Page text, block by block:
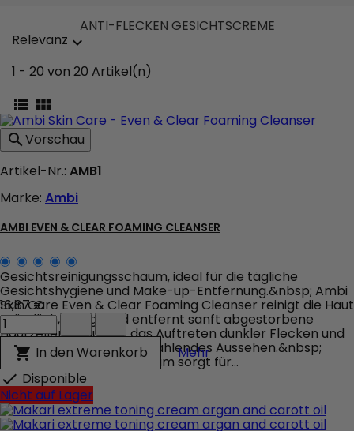
ANTI-FLECKEN GESICHTSCREME
Relevanz 
1 - 20 von 20 Artikel(n)
 
Vorschau
Artikel-Nr.: AMB1
Marke: Ambi
AMBI EVEN & CLEAR FOAMING CLEANSER
Gesichtsreinigungsschaum, ideal für die tägliche
Gesichtshygiene und Make-up-Entfernung.&nbsp; Ambi
Skin Care Even & Clear Foaming Cleanser reinigt die Haut
gründlich, reinigt und entfernt sanft abgestorbene
Hautzellen, reduziert das Auftreten dunkler Flecken und
verleiht dem Teint ein strahlendes Aussehen.&nbsp;
Ambi Facial Cleansing Foam sorgt für...
16,87 €
Ambi
Even
Clear
Foaming
Cleanser
Produktmengenfeld
 In den Warenkorb MehrAmbi Even & Clear
 Disponible
Nicht auf Lager